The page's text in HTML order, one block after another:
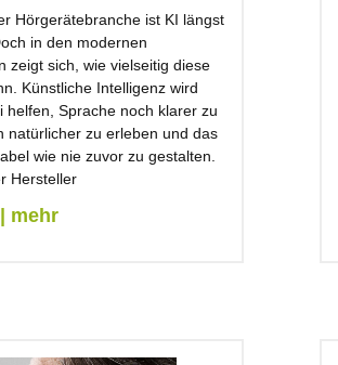
Hörgerätebranche ist KI längst
in den modernen
zeigt sich, wie vielseitig diese
Künstliche Intelligenz wird
helfen, Sprache noch klarer zu
natürlicher zu erleben und das
wie nie zuvor zu gestalten.
Hersteller
| mehr